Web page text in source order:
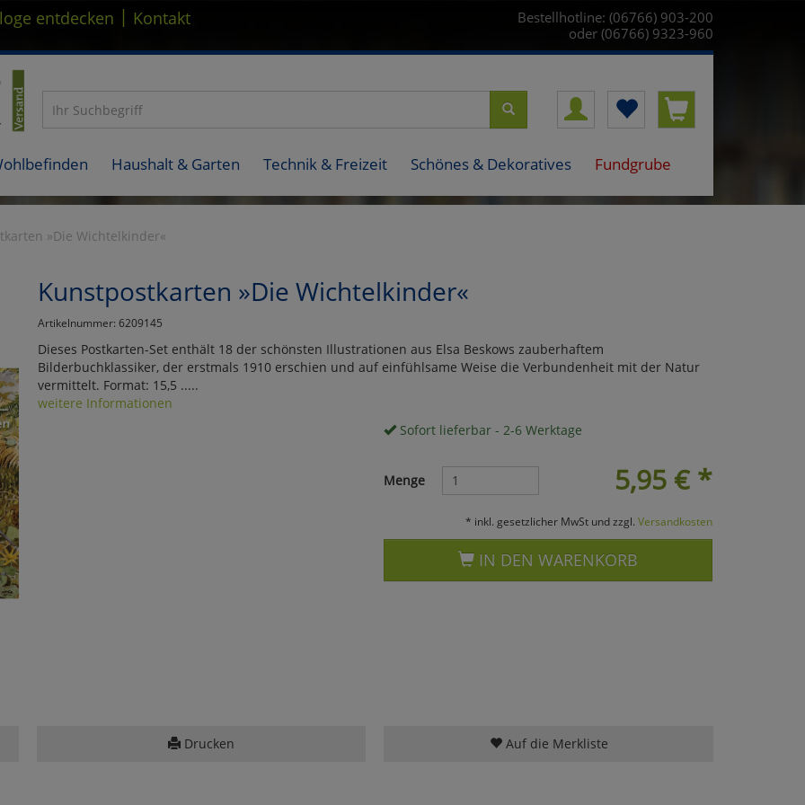
entdecken | Kontakt
Bestellhotline: (06766) 903-200
oder (06766) 9323-960
Haushalt & Garten Technik & Freizeit Schönes & Dekoratives Fundgrube
»Die Wichtelkinder«
Kunstpostkarten »Die Wichtelkinder«
Artikelnummer: 6209145
Dieses Postkarten-Set enthält 18 der schönsten Illustrationen aus Elsa Beskows zauberhaftem
Bilderbuchklassiker, der erstmals 1910 erschien und auf einfühlsame Weise die Verbundenheit mit der Natur
vermittelt. Format: 15,5 .....
weitere Informationen
Sofort lieferbar - 2-6 Werktage
5,95 €*
Menge
* inkl. gesetzlicher MwSt und zzgl. Versandkosten
IN DEN WARENKORB
Drucken Auf die Merkliste